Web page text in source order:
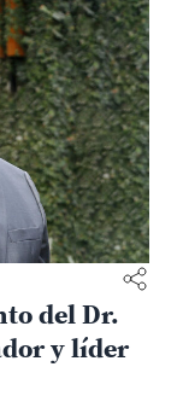
del Dr.
y líder